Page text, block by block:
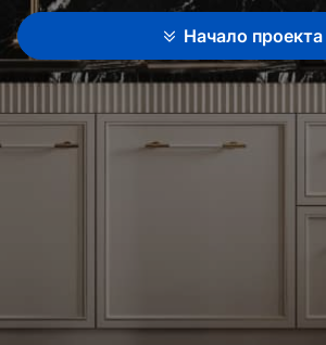
Начало проекта